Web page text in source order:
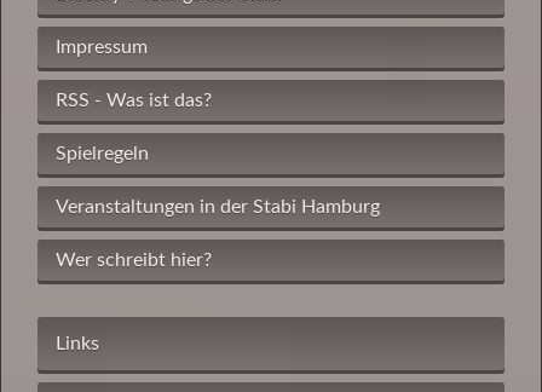
Impressum
RSS - Was ist das?
Spielregeln
Veranstaltungen in der Stabi Hamburg
Wer schreibt hier?
Links